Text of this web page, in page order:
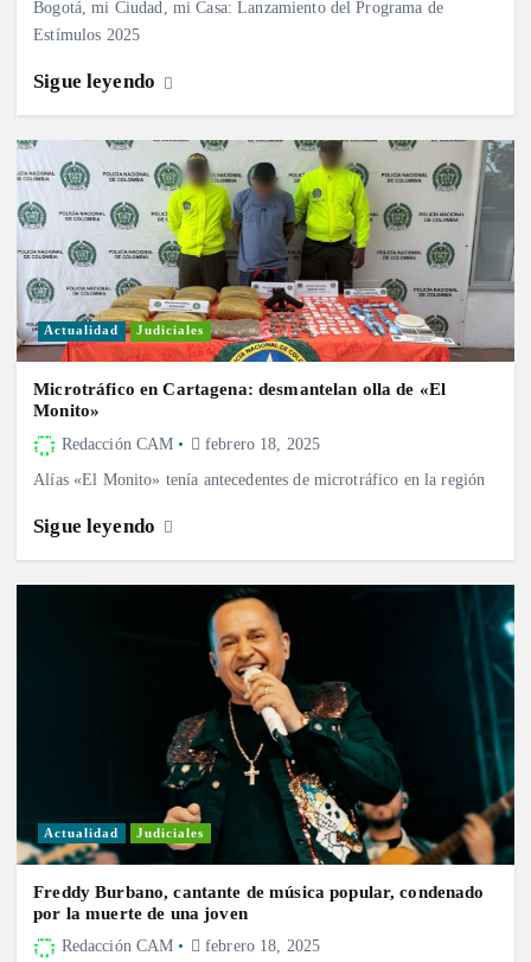
Bogotá, mi Ciudad, mi Casa: Lanzamiento del Programa de
Estímulos 2025
Sigue leyendo
Actualidad Judiciales
Microtráfico en Cartagena: desmantelan olla de «El
Monito»
Redacción CAM febrero 18, 2025
Alías «El Monito» tenía antecedentes de microtráfico en la región
Sigue leyendo
Actualidad Judiciales
Freddy Burbano, cantante de música popular, condenado
por la muerte de una joven
Redacción CAM febrero 18, 2025